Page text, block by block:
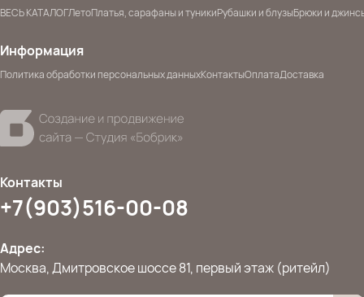
ВЕСЬ КАТАЛОГЛетоПлатья, сарафаны и туникиРубашки и блузыБрюки и
Информация
Политика обработки персональных данныхКонтактыОплатаДоставка
Контакты
+7(903)516-00-08
Адрес:
Москва, Дмитровское шоссе 81, первый этаж (ритейл)